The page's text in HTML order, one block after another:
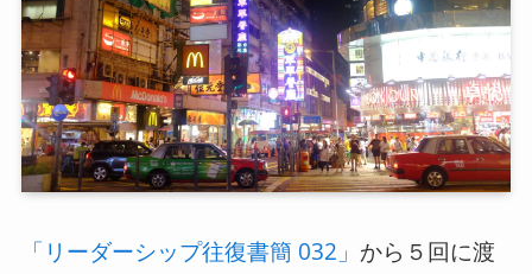
お役立ち情報
お問い合わせ
「リーダーシップ往復書簡 032」 から５回に渡